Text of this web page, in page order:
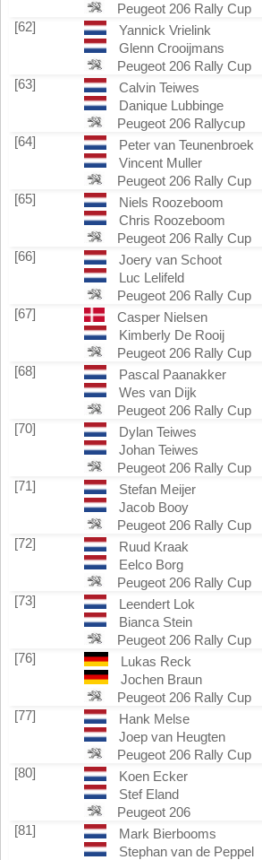
Peugeot 206 Rally Cup
[62]
Yannick Vrielink
Glenn Crooijmans
Peugeot 206 Rally Cup
[63]
Calvin Teiwes
Danique Lubbinge
Peugeot 206 Rallycup
[64]
Peter van Teunenbroek
Vincent Muller
Peugeot 206 Rally Cup
[65]
Niels Roozeboom
Chris Roozeboom
Peugeot 206 Rally Cup
[66]
Joery van Schoot
Luc Lelifeld
Peugeot 206 Rally Cup
[67]
Casper Nielsen
Kimberly De Rooij
Peugeot 206 Rally Cup
[68]
Pascal Paanakker
Wes van Dijk
Peugeot 206 Rally Cup
[70]
Dylan Teiwes
Johan Teiwes
Peugeot 206 Rally Cup
[71]
Stefan Meijer
Jacob Booy
Peugeot 206 Rally Cup
[72]
Ruud Kraak
Eelco Borg
Peugeot 206 Rally Cup
[73]
Leendert Lok
Bianca Stein
Peugeot 206 Rally Cup
[76]
Lukas Reck
Jochen Braun
Peugeot 206 Rally Cup
[77]
Hank Melse
Joep van Heugten
Peugeot 206 Rally Cup
[80]
Koen Ecker
Stef Eland
Peugeot 206
[81]
Mark Bierbooms
Stephan van de Peppel